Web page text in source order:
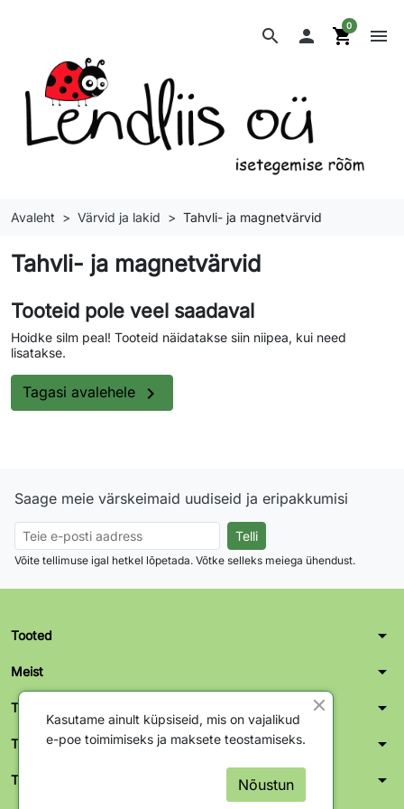
search  shopping_cart
0 menu
Avaleht Värvid ja lakid Tahvli- ja magnetvärvid
Tahvli- ja magnetvärvid
Tooteid pole veel saadaval
Hoidke silm peal! Tooteid näidatakse siin niipea, kui need
lisatakse.
Tagasi avalehele 
Saage meie värskeimaid uudiseid ja eripakkumisi
Võite tellimuse igal hetkel lõpetada. Võtke selleks meiega ühendust.
Tooted arrow_drop_down
Meist arrow_drop_down
Teie konto arrow_drop_down
Tallinn kontor-ladu arrow_drop_down
Tartu kontor-ladu arrow_drop_down
Kasutame ainult küpsiseid, mis on vajalikud
e-poe toimimiseks ja maksete teostamiseks.
Nõustun